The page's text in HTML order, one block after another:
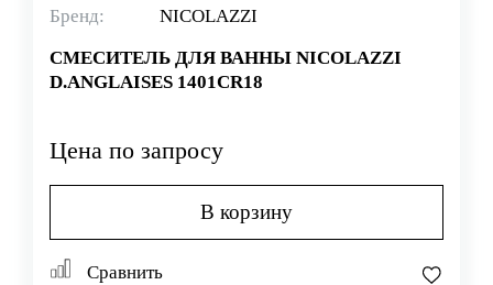
Бренд:
NICOLAZZI
СМЕСИТЕЛЬ ДЛЯ ВАННЫ NICOLAZZI
D.ANGLAISES 1401CR18
Цена по запросу
В корзину
Сравнить